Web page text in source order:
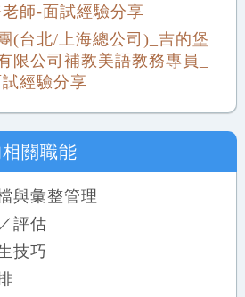
師-面試經驗分享
(台北/上海總公司)_吉的堡
限公司補教美語教務專員_
經驗分享
關職能
與彙整管理
評估
技巧